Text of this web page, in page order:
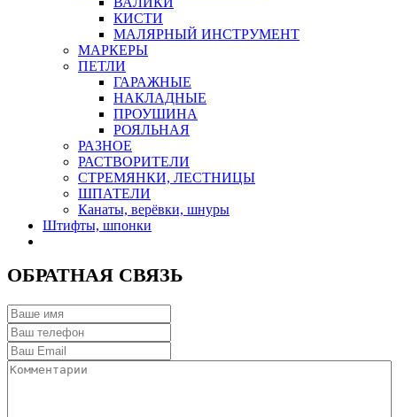
КИСТИ
МАЛЯРНЫЙ ИНСТРУМЕНТ
МАРКЕРЫ
ПЕТЛИ
ГАРАЖНЫЕ
НАКЛАДНЫЕ
ПРОУШИНА
РОЯЛЬНАЯ
РАЗНОЕ
РАСТВОРИТЕЛИ
СТРЕМЯНКИ, ЛЕСТНИЦЫ
ШПАТЕЛИ
Канаты, верёвки, шнуры
Штифты, шпонки
ОБРАТНАЯ СВЯЗЬ